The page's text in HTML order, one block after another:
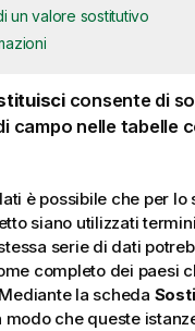
un valore sostitutivo
consente di
campo nelle tabelle
è possibile che per lo
siano utilizzati
serie di dati
completo dei paesi
la scheda
modo che queste